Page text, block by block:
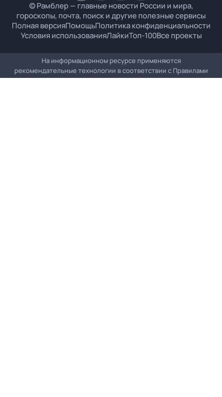
© Рамблер — главные новости России и мира,
гороскопы, почта, поиск и другие полезные сервисы
Полная версияПомощьПолитика конфиденциальности
Условия использованияЛайкиТоп-100Все проекты
На информационном ресурсе применяются
рекомендательные технологии в соответствии с Правилами